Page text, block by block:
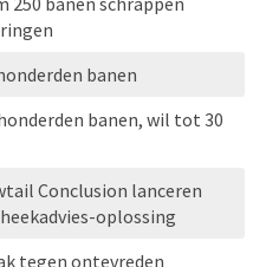
banen
banen, wil tot 30
Conclusion lanceren
oplossing
tegen ontevreden